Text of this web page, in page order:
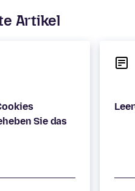
Artikel
Sie das